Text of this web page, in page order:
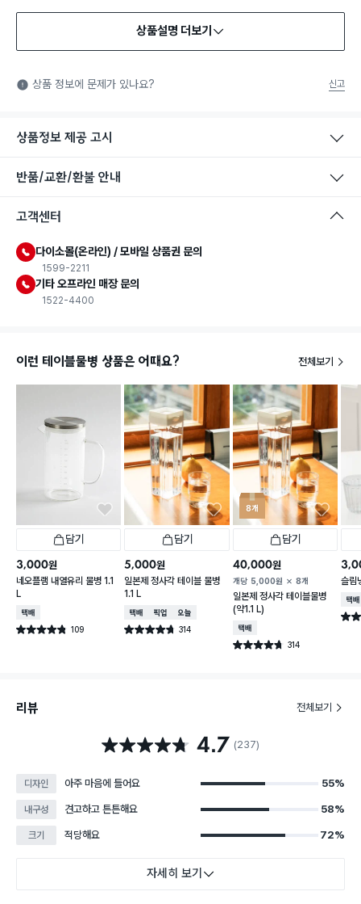
식품용 기구
식품용 기구: 식품위생법에서 정한 규격에 따라 제조되어 식품 또
상품설명 더보기
상품 정보에 문제가 있나요? 신고
상품정보 제공 고시
반품/교환/환불 안내
고객센터
다이소몰(온라인) / 모바일 상품권 문의
1599-2211
기타 오프라인 매장 문의
1522-4400
이런 테이블물병 상품은 어때요? 전체보기
담기
3,000원
네오플램 내열유리 물병 1.1
L
택배배송
별점 4.8점 109
건 작성
담기
5,000원
일본제 정사각 테이블 물병
1.1 L
택배배송매장픽업오늘배송
별점 4.7점 314
건 작성
8개
담기
40,000원
개당 5,000원 8개
일본제 정사각 테이블물병
(약1.1 L)
택배배송
별점 4.7점 314
건 작성
슬림
택배
별점
리뷰 전체보기
별점 4.7점 4.7 (237)
디자인 아주 마음에 들어요 55%
내구성 견고하고 튼튼해요 58%
크기 적당해요 72%
자세히 보기